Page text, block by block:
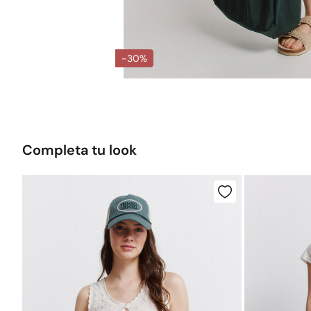
-30%
Completa tu look